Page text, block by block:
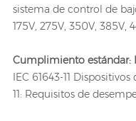
sistema de control de
175V, 275V, 350V, 385V,
Cumplimiento estándar:
IEC 61643-11
11: Requisitos de